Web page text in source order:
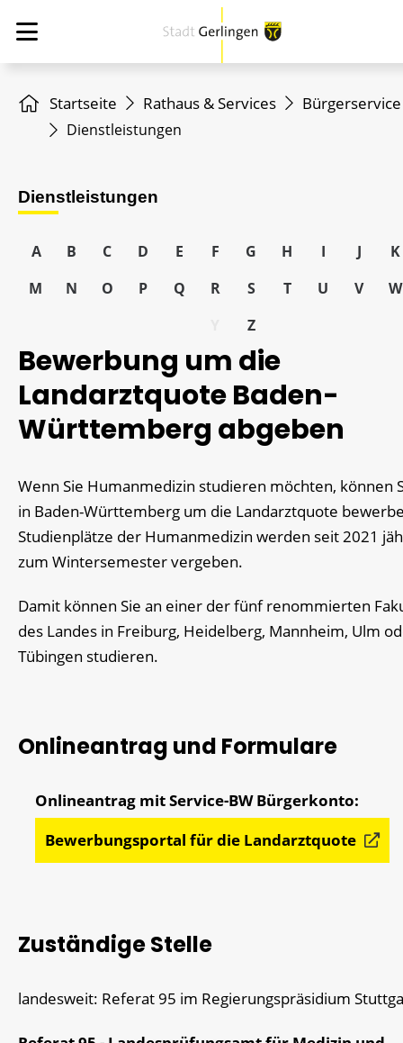
Startseite Rathaus & Services Bürgerservice
Dienstleistungen
Dienstleistungen
A B C D E F G H I J
K
M
N O P Q R S T U V
W
Z
Bewerbung um die
Landarztquote Baden-
Württemberg abgeben
Wenn Sie Humanmedizin studieren möchten, können
in Baden-Württemberg um die Landarztquote
Studienplätze der Humanmedizin werden seit 2021
zum Wintersemester vergeben.
Damit können Sie an einer der fünf renommierten
des Landes in Freiburg, Heidelberg, Mannheim, Ulm
Tübingen studieren.
Onlineantrag und Formulare
Bewerbungsportal für die Landarztquote
Zuständige Stelle
landesweit: Referat 95 im Regierungspräsidium